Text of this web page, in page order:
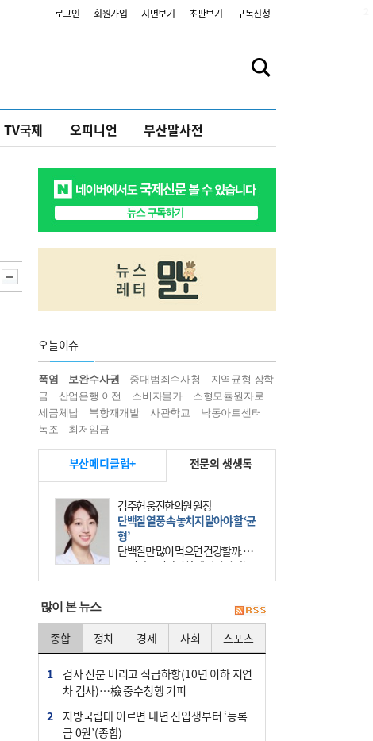
로그인 회원가입 지면보기 초판보기 구독신청
TV국제 오피니언 부산말사전
오늘이슈
폭염 보완수사권 중대범죄수사청
지역균형 장학
금
산업은행 이전 소비자물가
소형모듈원자로
세금체납
북항재개발 사관학교
낙동아트센터
녹조
최저임금
부산메디클럽+ 전문의 생생톡
김주현 웅진한의원 원장
단백질 열풍 속 놓치지 말아야 할 ‘균
형’
단백질만 많이 먹으면 건강할까. 요
즘 건강을 이야기할 때 빠지지 않는
키워드가 단백질이다. 헬스장을 다니
많이 본 뉴스
종합 정치 경제 사회 스포츠
1
검사 신분 버리고 직급하향(10년 이하 저연
차 검사)…檢 중수청행 기피
2
지방국립대 이르면 내년 신입생부터 ‘등록
금 0원’(종합)